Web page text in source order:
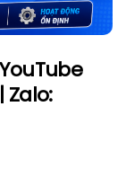
Zalo: